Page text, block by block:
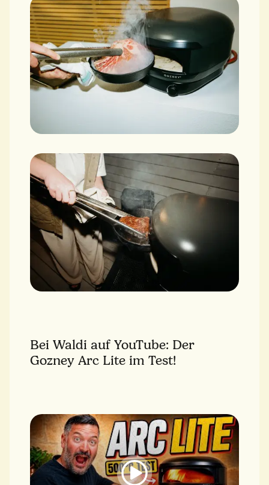
Bei Waldi auf YouTube: Der
Gozney Arc Lite im Test!